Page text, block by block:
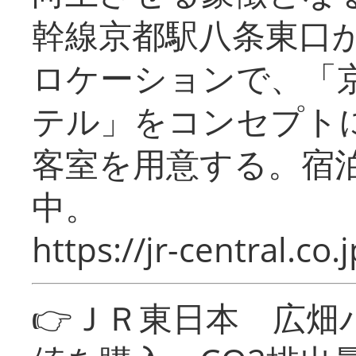
幹線京都駅八条東口
ロケーションで、「
テル」をコンセプト
客室を用意する。宿
中。
https://jr-
👉ＪＲ東日本 広畑